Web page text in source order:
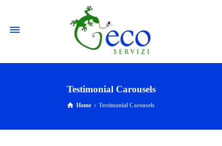
Testimonial Carousels
Home Testimonial Carousels